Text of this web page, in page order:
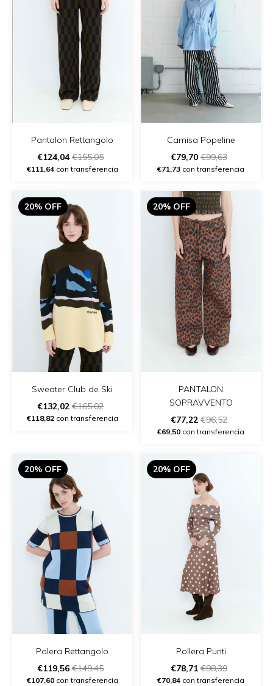
Pantalon Rettangolo
€124,04€155,05
€111,64con transferencia
Camisa Popeline
€79,70 €99,63
€71,73 con transferencia
20% OFF
Sweater Club de Ski
€132,02 €165,02
€118,82con transferencia
20% OFF
PANTALON
SOPRAVVENTO
€77,22 €96,52
€69,50 con transferencia
20% OFF
Polera Rettangolo
€119,56 €149,45
€107,60con transferencia
20% OFF
Pollera Punti
€78,71 €98,39
€70,84 con transferencia